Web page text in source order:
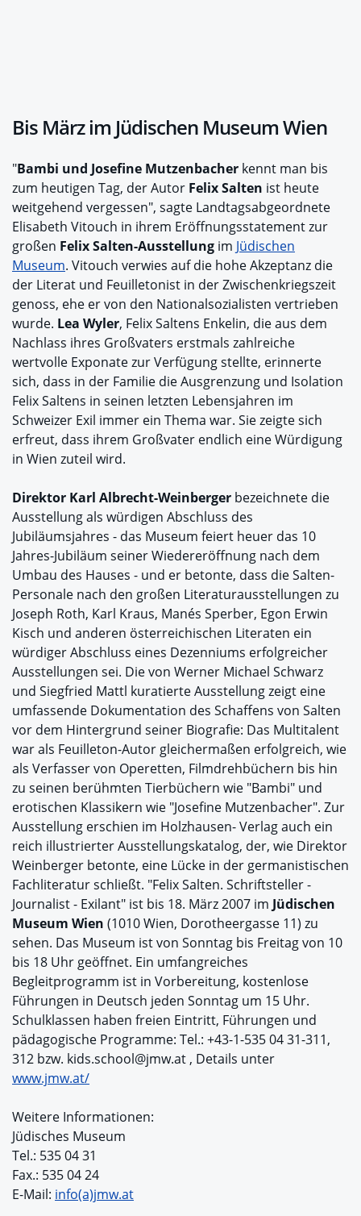
Bis März im Jüdischen Museum Wien
"Bambi und Josefine Mutzenbacher kennt man bis
zum heutigen Tag, der Autor Felix Salten ist heute
weitgehend vergessen", sagte Landtagsabgeordnete
Elisabeth Vitouch in ihrem Eröffnungsstatement zur
großen Felix Salten-Ausstellung im Jüdischen
Museum. Vitouch verwies auf die hohe Akzeptanz die
der Literat und Feuilletonist in der Zwischenkriegszeit
genoss, ehe er von den Nationalsozialisten vertrieben
wurde. Lea Wyler, Felix Saltens Enkelin, die aus dem
Nachlass ihres Großvaters erstmals zahlreiche
wertvolle Exponate zur Verfügung stellte, erinnerte
sich, dass in der Familie die Ausgrenzung und Isolation
Felix Saltens in seinen letzten Lebensjahren im
Schweizer Exil immer ein Thema war. Sie zeigte sich
erfreut, dass ihrem Großvater endlich eine Würdigung
in Wien zuteil wird.
Direktor Karl Albrecht-Weinberger bezeichnete die
Ausstellung als würdigen Abschluss des
Jubiläumsjahres - das Museum feiert heuer das 10
Jahres-Jubiläum seiner Wiedereröffnung nach dem
Umbau des Hauses - und er betonte, dass die Salten-
Personale nach den großen Literaturausstellungen zu
Joseph Roth, Karl Kraus, Manés Sperber, Egon Erwin
Kisch und anderen österreichischen Literaten ein
würdiger Abschluss eines Dezenniums erfolgreicher
Ausstellungen sei. Die von Werner Michael Schwarz
und Siegfried Mattl kuratierte Ausstellung zeigt eine
umfassende Dokumentation des Schaffens von Salten
vor dem Hintergrund seiner Biografie: Das Multitalent
war als Feuilleton-Autor gleichermaßen erfolgreich, wie
als Verfasser von Operetten, Filmdrehbüchern bis hin
zu seinen berühmten Tierbüchern wie "Bambi" und
erotischen Klassikern wie "Josefine Mutzenbacher". Zur
Ausstellung erschien im Holzhausen- Verlag auch ein
reich illustrierter Ausstellungskatalog, der, wie Direktor
Weinberger betonte, eine Lücke in der germanistischen
Fachliteratur schließt. "Felix Salten. Schriftsteller -
Journalist - Exilant" ist bis 18. März 2007 im Jüdischen
Museum Wien (1010 Wien, Dorotheergasse 11) zu
sehen. Das Museum ist von Sonntag bis Freitag von 10
bis 18 Uhr geöffnet. Ein umfangreiches
Begleitprogramm ist in Vorbereitung, kostenlose
Führungen in Deutsch jeden Sonntag um 15 Uhr.
Schulklassen haben freien Eintritt, Führungen und
pädagogische Programme: Tel.: +43-1-535 04 31-311,
312 bzw. kids.school@jmw.at , Details unter
www.jmw.at/
Weitere Informationen:
Jüdisches Museum
Tel.: 535 04 31
Fax.: 535 04 24
E-Mail: info(a)jmw.at